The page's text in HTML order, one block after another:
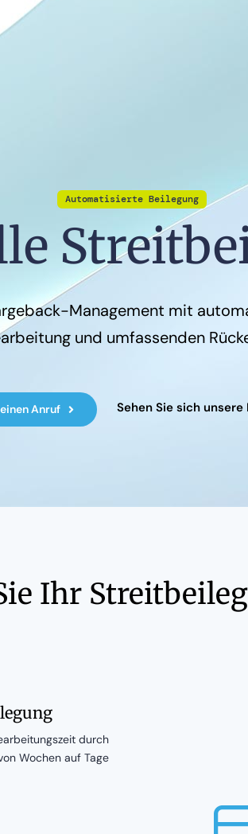
Automatisierte Beilegung
Management mit
und umfassenden
Anruf Sehen Sie sich unsere
Ihr
durch
Wochen auf Tage